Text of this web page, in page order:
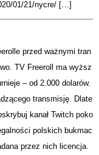
01/21/nycre/ […]
przed ważnymi tran
TV Freeroll ma wyższ
– od 2.000 dolarów.
transmisję. Dlate
kanał Twitch poko
polskich bukmac
przez nich licencja.